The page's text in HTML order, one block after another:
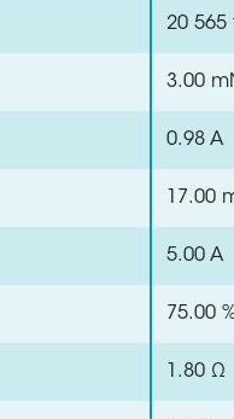
20
3.00
0.98 A
17.00
5.00 A
75.00
1.80 Ω